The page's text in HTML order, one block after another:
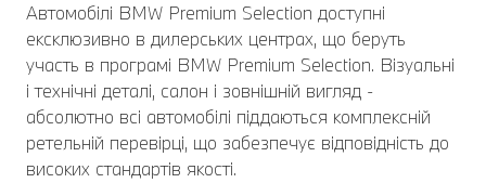
Автомобілі BMW Premium Selection доступні
ексклюзивно в дилерських центрах, що беруть
участь в програмі BMW Premium Selection. Візуальні
і технічні деталі, салон і зовнішній вигляд -
абсолютно всі автомобілі піддаються комплексній
ретельній перевірці, що забезпечує відповідність до
високих стандартів якості.